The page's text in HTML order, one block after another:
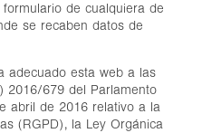
de cualquiera de
se recaben datos de
adecuado esta web a las
2016/679 del Parlamento
abril de 2016 relativo a la
(RGPD), la Ley Orgánica